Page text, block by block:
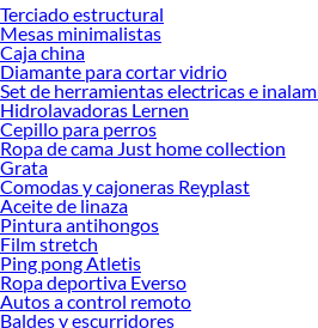
Terciado estructural
Mesas minimalistas
Caja china
Diamante para cortar vidrio
Set de herramientas electricas e
Hidrolavadoras Lernen
Cepillo para perros
Ropa de cama Just home collection
Grata
Comodas y cajoneras Reyplast
Aceite de linaza
Pintura antihongos
Film stretch
Ping pong Atletis
Ropa deportiva Everso
Autos a control remoto
Baldes y escurridores